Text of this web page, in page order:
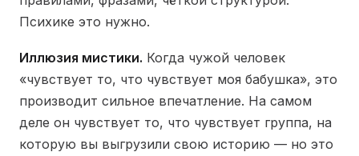
Психике это нужно.
Иллюзия мистики. Когда чужой человек
«чувствует то, что чувствует моя бабушка», это
производит сильное впечатление. На самом
деле он чувствует то, что чувствует группа, на
которую вы выгрузили свою историю — но это